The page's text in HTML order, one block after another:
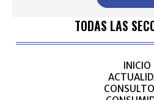
TODAS LAS
INICIO